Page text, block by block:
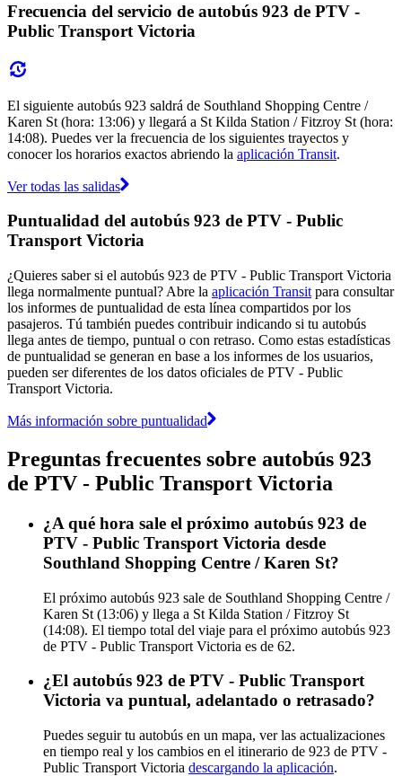
Frecuencia del servicio de autobús 923 de PTV -
Public Transport Victoria
El siguiente autobús 923 saldrá de Southland Shopping Centre /
Karen St (hora: 13:06) y llegará a St Kilda Station / Fitzroy St (hora:
14:08). Puedes ver la frecuencia de los siguientes trayectos y
conocer los horarios exactos abriendo la aplicación Transit.
Ver todas las salidas
Puntualidad del autobús 923 de PTV - Public
Transport Victoria
¿Quieres saber si el autobús 923 de PTV - Public Transport Victoria
llega normalmente puntual? Abre la aplicación Transit para consultar
los informes de puntualidad de esta línea compartidos por los
pasajeros. Tú también puedes contribuir indicando si tu autobús
llega antes de tiempo, puntual o con retraso. Como estas estadísticas
de puntualidad se generan en base a los informes de los usuarios,
pueden ser diferentes de los datos oficiales de PTV - Public
Transport Victoria.
Más información sobre puntualidad
Preguntas frecuentes sobre autobús 923
de PTV - Public Transport Victoria
¿A qué hora sale el próximo autobús 923 de
PTV - Public Transport Victoria desde
Southland Shopping Centre / Karen St?
El próximo autobús 923 sale de Southland Shopping Centre /
Karen St (13:06) y llega a St Kilda Station / Fitzroy St
(14:08). El tiempo total del viaje para el próximo autobús 923
de PTV - Public Transport Victoria es de 62.
¿El autobús 923 de PTV - Public Transport
Victoria va puntual, adelantado o retrasado?
Puedes seguir tu autobús en un mapa, ver las actualizaciones
en tiempo real y los cambios en el itinerario de 923 de PTV -
Public Transport Victoria descargando la aplicación.